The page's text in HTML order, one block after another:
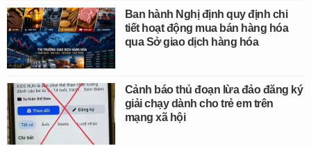
Ban hành Nghị định quy định chi
tiết hoạt động mua bán hàng hóa
qua Sở giao dịch hàng hóa
Cảnh báo thủ đoạn lừa đảo đăng ký
giải chạy dành cho trẻ em trên
mạng xã hội